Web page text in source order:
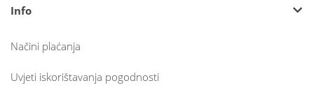
Info
Načini plaćanja
Uvjeti iskorištavanja pogodnosti